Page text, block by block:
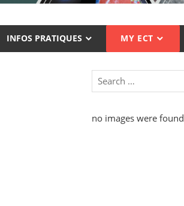
INFOS PRATIQUES MY ECT
no images were found